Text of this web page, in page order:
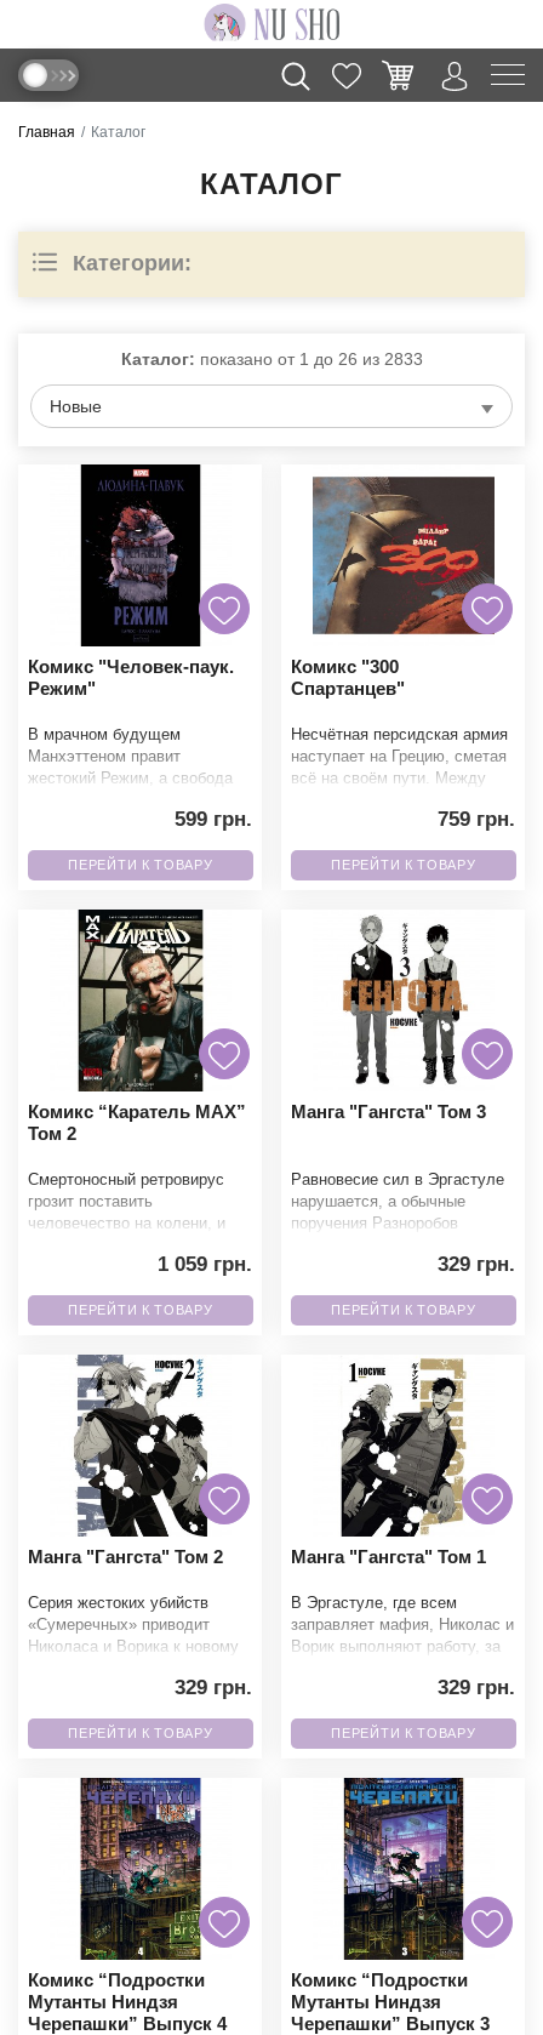
Главная Каталог
КАТАЛОГ
Категории:
Каталог: показано от 1 до 26 из 2833
Новые
Комикс "Человек-паук.
Режим"
В мрачном будущем
Манхэттеном правит
жестокий Режим, а свобода
воспоминанием. Постаревший
599 грн.
ПЕРЕЙТИ К ТОВАРУ
Комикс "300
Спартанцев"
Несчётная персидская армия
наступает на Грецию, сметая
всё на своём пути. Между
759 грн.
ПЕРЕЙТИ К ТОВАРУ
Комикс “Каратель MAX”
Том 2
Смертоносный ретровирус
грозит поставить
человечество на колени, и
1 059 грн.
ПЕРЕЙТИ К ТОВАРУ
Манга "Гангста" Том 3
Равновесие сил в Эргастуле
нарушается, а обычные
поручения Разноробов
фоне нового хаоса раскр329 грн.
ПЕРЕЙТИ К ТОВАРУ
Манга "Гангста" Том 2
Серия жестоких убийств
«Сумеречных» приводит
Николаса и Ворика к новому
329 грн.
ПЕРЕЙТИ К ТОВАРУ
Манга "Гангста" Том 1
В Эргастуле, где всем
заправляет мафия, Николас и
Ворик выполняют работу, за
берется. Появление329 грн.
ПЕРЕЙТИ К ТОВАРУ
Комикс “Подростки
Мутанты Ниндзя
Черепашки” Выпуск 4
Комикс “Подростки
Мутанты Ниндзя
Черепашки” Выпуск 3